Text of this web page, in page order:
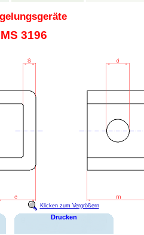
3196
Klicken zum Vergrößern
Drucken